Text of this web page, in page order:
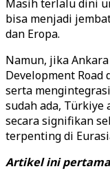
Masih terlalu dini
bisa menjadi
dan Eropa.
Namun, jika
Development Road
serta
sudah ada, Türkiye
secara signifikan
terpenting di
Artikel ini